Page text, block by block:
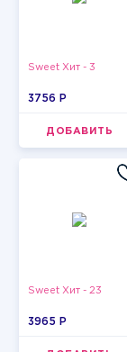
Sweet Хит - 3
3756 P
ДОБАВИТЬ
Sweet Хит - 23
3965 P